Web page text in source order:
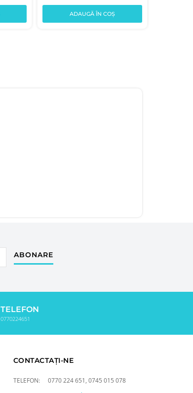
ADAUGĂ ÎN COȘ
ABONARE
TELEFON
0770224651
CONTACTAȚI-NE
TELEFON: 0770 224 651, 0745 015 078